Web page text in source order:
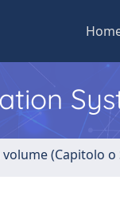
(Capitolo o